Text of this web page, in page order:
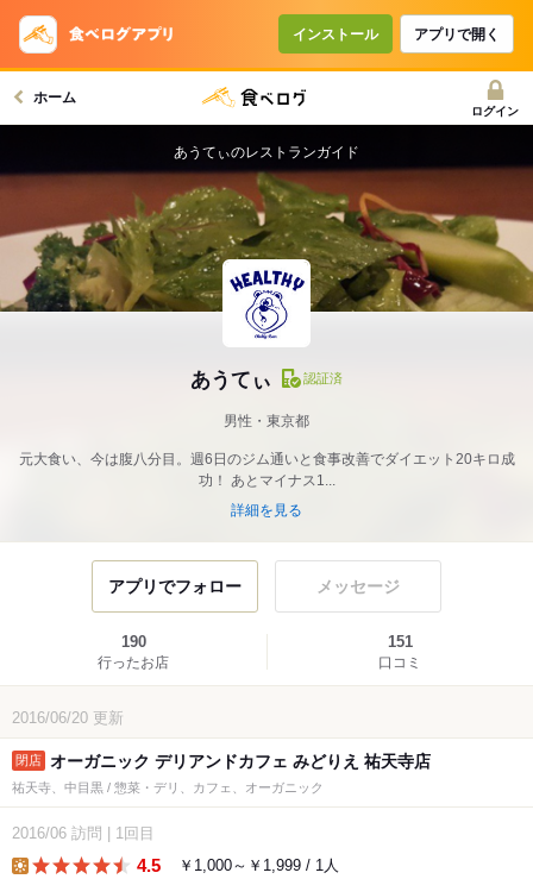
インストール アプリで開く
ホーム
ログイン
あうてぃ 認証済
男性・東京都
元大食い、今は腹八分目。週6日のジム通いと食事改善でダイエット20キロ成
功！ あとマイナス1...
詳細を見る
あうてぃのレストランガイド
アプリでフォロー メッセージ
190
行ったお店
151
口コミ
2016/06/20 更新
オーガニック デリアンドカフェ みどりえ 祐天寺店
祐天寺、中目黒 / 惣菜・デリ、カフェ、オーガニック
2016/06 訪問 1回目
4.5 ￥1,000～￥1,999 / 1人